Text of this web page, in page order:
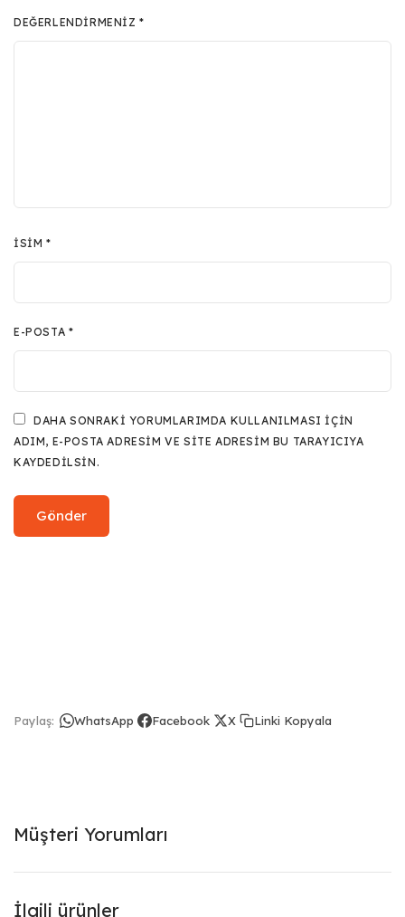
DEĞERLENDIRMENIZ*
İSIM*
E-POSTA *
DAHA SONRAKI YORUMLARIMDA KULLANILMASI IÇIN
ADIM, E-POSTA ADRESIM VE SITE ADRESIM BU TARAYICIYA
KAYDEDILSIN.
Paylaş: WhatsApp Facebook X Linki Kopyala
Müşteri Yorumları
İlgili ürünler